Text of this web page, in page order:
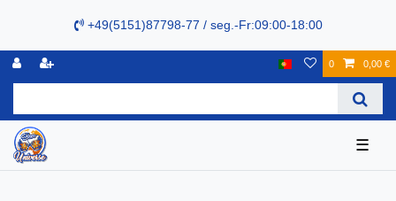
+49(5151)87798-77 / seg.-Fr:09:00-18:00
0 0,00 €
☰